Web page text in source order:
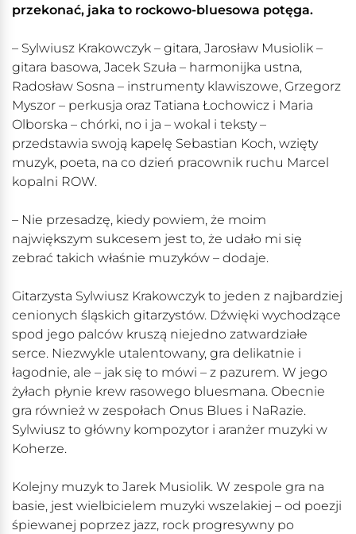
przekonać, jaka to rockowo-bluesowa potęga.
– Sylwiusz Krakowczyk – gitara, Jarosław Musiolik –
gitara basowa, Jacek Szuła – harmonijka ustna,
Radosław Sosna – instrumenty klawiszowe, Grzegorz
Myszor – perkusja oraz Tatiana Łochowicz i Maria
Olborska – chórki, no i ja – wokal i teksty –
przedstawia swoją kapelę Sebastian Koch, wzięty
muzyk, poeta, na co dzień pracownik ruchu Marcel
kopalni ROW.
– Nie przesadzę, kiedy powiem, że moim
największym sukcesem jest to, że udało mi się
zebrać takich właśnie muzyków – dodaje.
Gitarzysta Sylwiusz Krakowczyk to jeden z najbardziej
cenionych śląskich gitarzystów. Dźwięki wychodzące
spod jego palców kruszą niejedno zatwardziałe
serce. Niezwykle utalentowany, gra delikatnie i
łagodnie, ale – jak się to mówi – z pazurem. W jego
żyłach płynie krew rasowego bluesmana. Obecnie
gra również w zespołach Onus Blues i NaRazie.
Sylwiusz to główny kompozytor i aranżer muzyki w
Koherze.
Kolejny muzyk to Jarek Musiolik. W zespole gra na
basie, jest wielbicielem muzyki wszelakiej – od poezji
śpiewanej poprzez jazz, rock progresywny po